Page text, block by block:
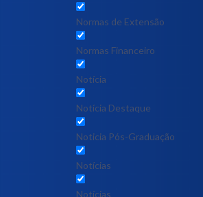
Normas de Extensão
Normas Financeiro
Notícia
Notícia Destaque
Noticia Pós-Graduação
Notícias
Notícias